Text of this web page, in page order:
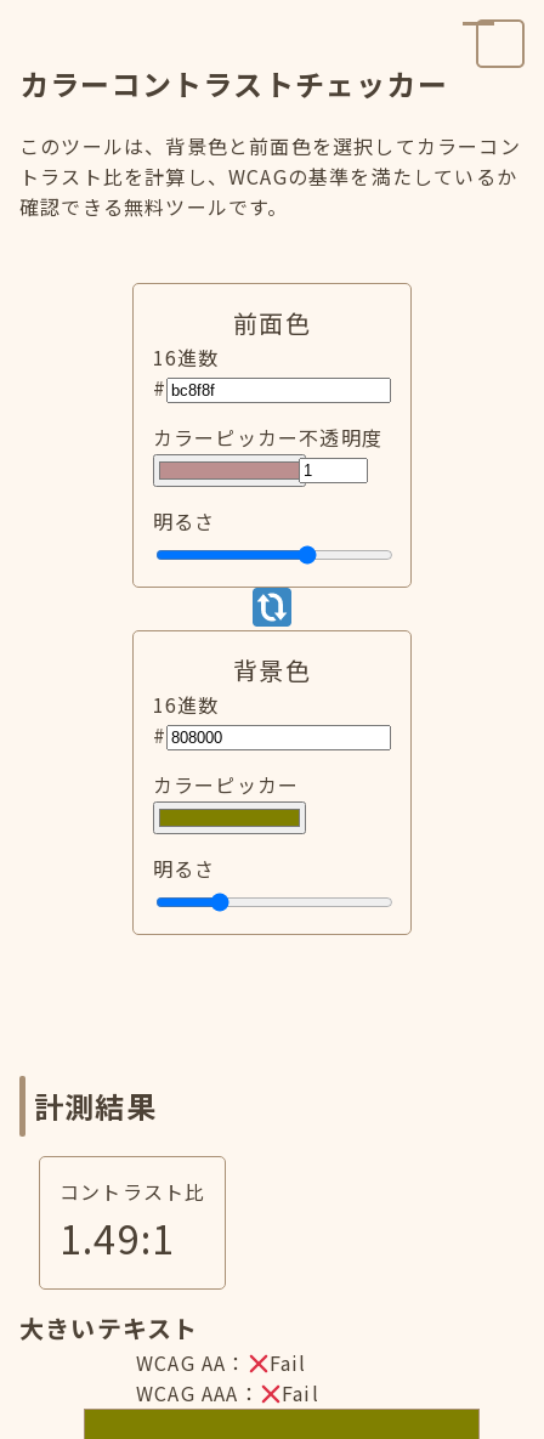
カラーコントラストチェッカー
このツールは、背景色と前面色を選択してカラーコン
トラスト比を計算し、WCAGの基準を満たしているか
確認できる無料ツールです。
前面色
16進数
#
カラーピッカー不透明度
明るさ
背景色
16進数
#
カラーピッカー
明るさ
計測結果
コントラスト比
1.49:1
大きいテキスト
WCAG AA：
Fail
WCAG AAA：
Fail